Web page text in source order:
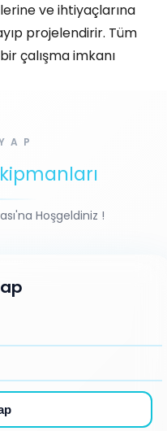
ve ihtiyaçlarına
projelendirir. Tüm
çalışma imkanı
Hoşgeldiniz !